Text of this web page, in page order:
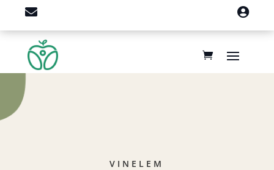
 
VINELEM